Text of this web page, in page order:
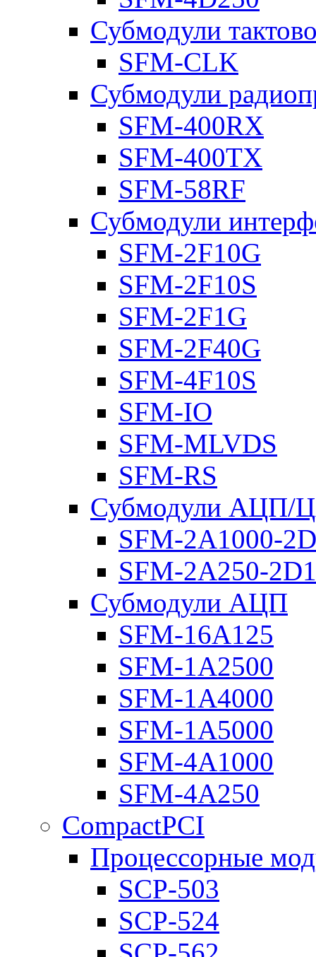
Субмодули
SFM-CLK
Субмодули
SFM-400RX
SFM-400TX
SFM-58RF
Субмодули
SFM-2F10G
SFM-2F10S
SFM-2F1G
SFM-2F40G
SFM-4F10S
SFM-IO
SFM-MLVDS
SFM-RS
Субмодули АЦП/
SFM-2A1000-
SFM-2A250-
Субмодули АЦП
SFM-16A125
SFM-1A2500
SFM-1A4000
SFM-1A5000
SFM-4A1000
SFM-4A250
CompactPCI
Процессорные
SCP-503
SCP-524